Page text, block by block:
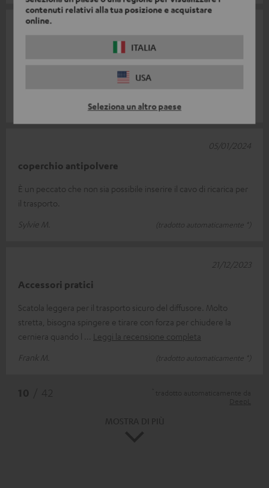
contenuti relativi alla tua posizione e acquistare
online.
ITALIA
USA
Seleziona un altro paese
Si adatta esattamente alla scatola, molto robusta. Purtroppo il
cavo di ricarica non è adatto.
(tradotto automaticamente *)
coperchio antipolvere
È un peccato che non sia possibile inserire il cavo di ricarica per
il trasporto.
Sylvie M.
(tradotto automaticamente *)
05/01/2024
Accessori pratici
Scatola leggera per il trasporto sicuro del diffusore. Molto
stretta, bisogna spingere e tirare con forza per chiudere la
cerniera quando l
Leggi la recensione completa
Frank M.
(tradotto automaticamente *)
21/12/2023